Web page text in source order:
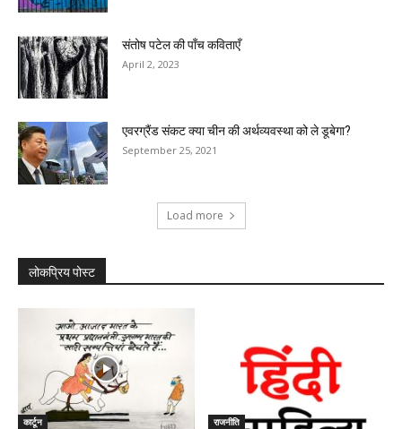
संतोष पटेल की पॉंच कविताएँ
April 2, 2023
एवरग्रैंड संकट क्या चीन की अर्थव्यवस्था को ले डूबेगा?
September 25, 2021
Load more
लोकप्रिय पोस्ट
कार्टून राजनीति